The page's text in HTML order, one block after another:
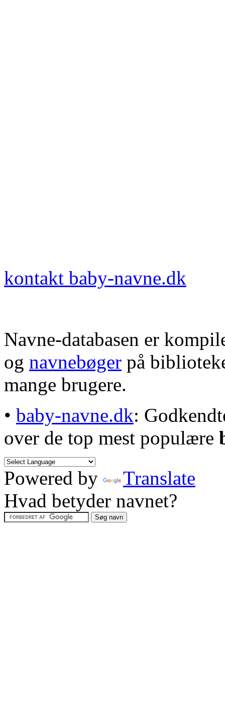
kontakt baby-navne.dk
Navne-databasen er
og navnebøger på
mange brugere.
• baby-navne.dk:
over de top mest populære
Powered by
Translate
Hvad betyder navnet?